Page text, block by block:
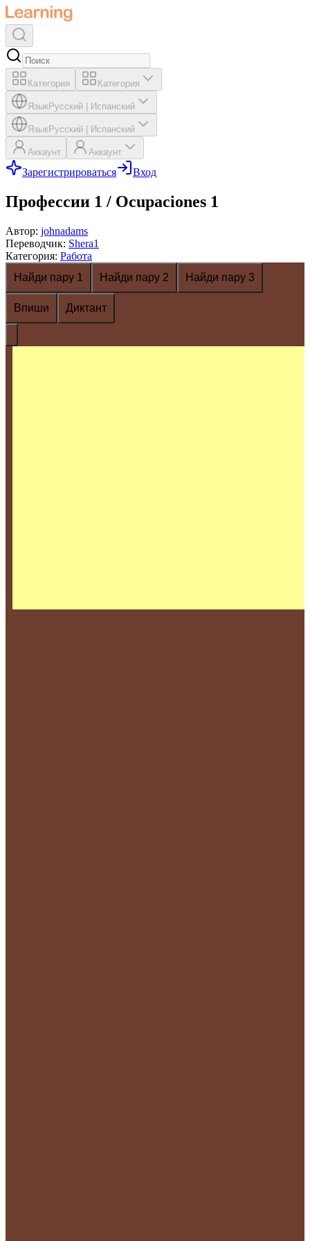
Категория Категория
ЯзыкРусский Испанский
ЯзыкРусский Испанский
Аккаунт Аккаунт
Зарегистрироваться Вход
Профессии 1 / Ocupaciones 1
Автор: johnadams
Переводчик: Shera1
Категория: Работа
Найди пару 1
Найди пару 2 Найди пару 3
Впиши Диктант